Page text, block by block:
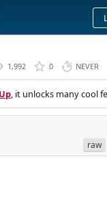
1,992 0 NEVER
, it unlocks many cool
raw